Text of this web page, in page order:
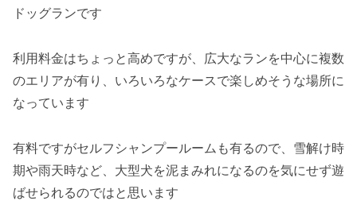
ドッグランです
利用料金はちょっと高めですが、広大なランを中心に複数
のエリアが有り、いろいろなケースで楽しめそうな場所に
なっています
有料ですがセルフシャンプールームも有るので、雪解け時
期や雨天時など、大型犬を泥まみれになるのを気にせず遊
ばせられるのではと思います